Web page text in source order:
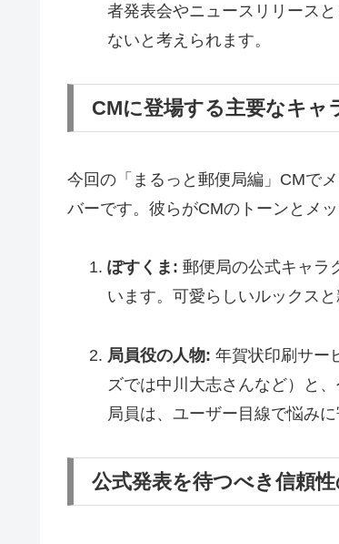
者発表会やニュースリリース
ないと考えられます。
CMに登場する主要なキャ
今回の「まるっと郵便局編」CMで
バーです。彼らがCMのトーンとメ
ぽすくま: 郵便局の公式キャラ
います。可愛らしいルックス
局員役の人物: 年賀状印刷サー
ズでは中川大志さんなど）と
局員は、ユーザー目線で悩み
公式発表を待つべき信頼